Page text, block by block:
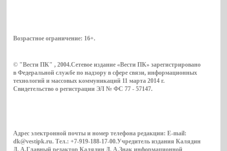
Возрастное ограничение: 16+.
© "Вести ПК" , 2004.Сетевое издание «Вести ПК» зарегистрировано
в Федеральной службе по надзору в сфере связи, информационных
технологий и массовых коммуникаций 11 марта 2014 г.
Свидетельство о регистрации ЭЛ № ФС 77 - 57147.
Адрес электронной почты и номер телефона редакции: E-mail:
dk@vestipk.ru. Тел.: +7-919-188-17-00.Учредитель издания Калядин
Д. А.Главный редактор Калядин Д. А.Знак информационной